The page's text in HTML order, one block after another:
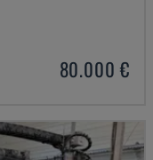
80.000 €